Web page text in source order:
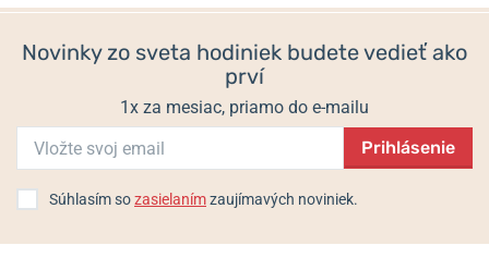
19,80 € 29,70 €
Novinky zo sveta hodiniek budete vedieť ako
prví
1x za mesiac, priamo do e-mailu
Prihlásenie
Súhlasím sozasielanímzaujímavých noviniek.